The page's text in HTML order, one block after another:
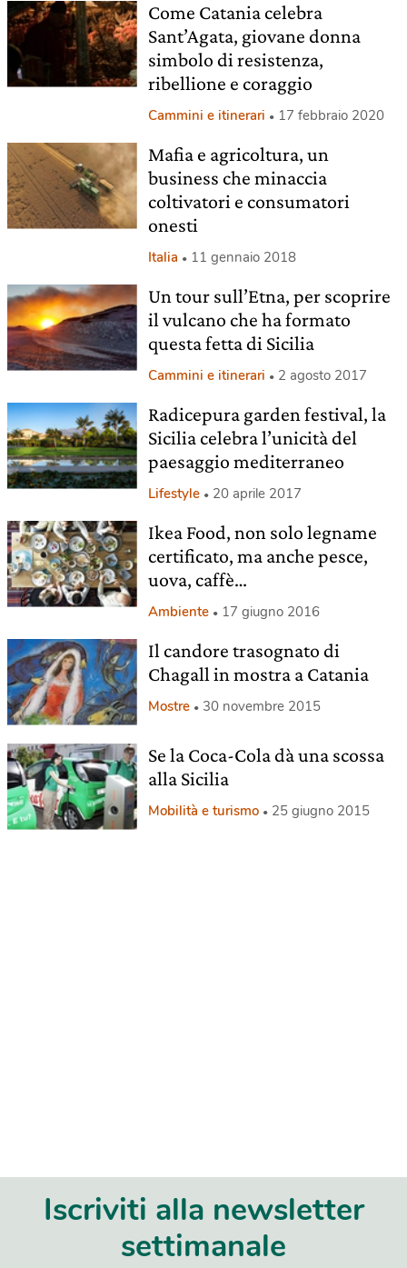
Come Catania celebra
Sant’Agata, giovane donna
simbolo di resistenza,
ribellione e coraggio
Cammini e itinerari 17 febbraio 2020
Mafia e agricoltura, un
business che minaccia
coltivatori e consumatori
onesti
Italia 11 gennaio 2018
Un tour sull’Etna, per scoprire
il vulcano che ha formato
questa fetta di Sicilia
Cammini e itinerari 2 agosto 2017
Radicepura garden festival, la
Sicilia celebra l’unicità del
paesaggio mediterraneo
Lifestyle 20 aprile 2017
Ikea Food, non solo legname
certificato, ma anche pesce,
uova, caffè…
Ambiente 17 giugno 2016
Il candore trasognato di
Chagall in mostra a Catania
Mostre 30 novembre 2015
Se la Coca-Cola dà una scossa
alla Sicilia
Mobilità e turismo 25 giugno 2015
Iscriviti alla newsletter
settimanale